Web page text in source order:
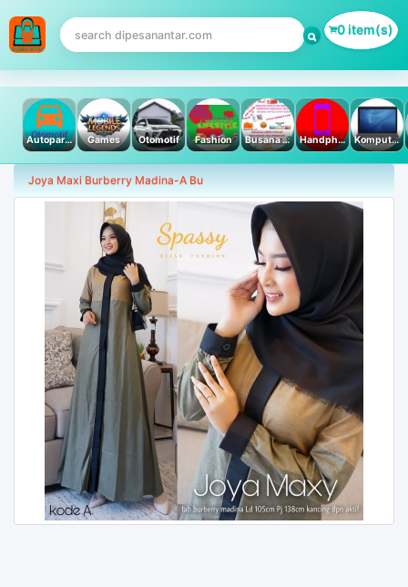
0 item(s)
Autoparts Games Otomotif Fashion Busana Muslim Handphone & Tablet Komputer PC & Laptop
Joya Maxi Burberry Madina-A Bu